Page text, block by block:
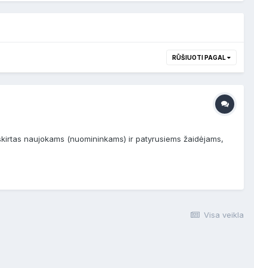
RŪŠIUOTI PAGAL
naujokams (nuomininkams) ir patyrusiems žaidėjams,
Visa veikla